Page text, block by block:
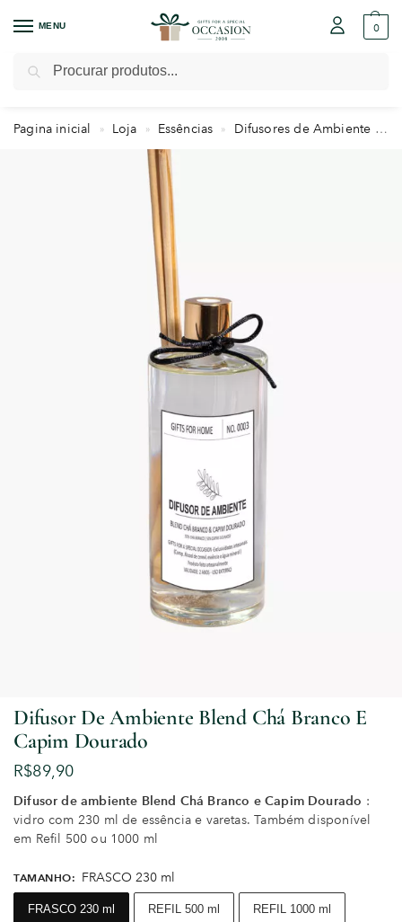
MENU 0
Pagina inicial » Loja » Essências » Difusores de Ambiente
Difusor De Ambiente Blend Chá Branco E
Capim Dourado
R$89,90
Difusor de ambiente Blend Chá Branco e Capim Dourado :
vidro com 230 ml de essência e varetas. Também disponível
em Refil 500 ou 1000 ml
TAMANHO: FRASCO 230 ml
FRASCO 230 ml REFIL 500 ml REFIL 1000 ml